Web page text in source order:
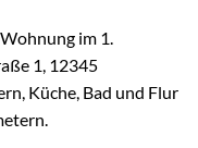
im 1.
1, 12345
Küche, Bad und Flur